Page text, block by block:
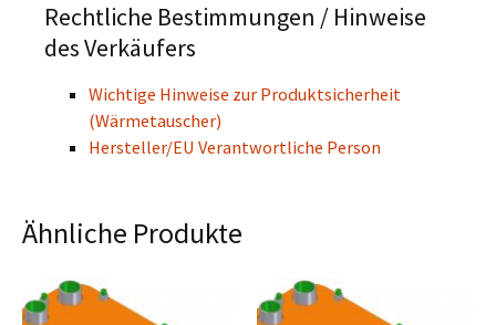
Rechtliche Bestimmungen / Hinweise
des Verkäufers
Wichtige Hinweise zur Produktsicherheit
(Wärmetauscher)
Hersteller/EU Verantwortliche Person
Ähnliche Produkte